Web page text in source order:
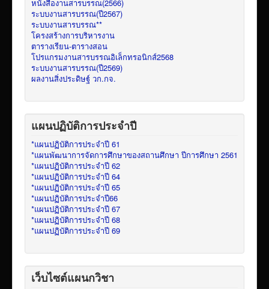
หนังสืองานสารบรรณ(2566)
ระบบงานสารบรรณ(ปี2567)
ระบบงานสารบรรณ**
โครงสร้างการบริหารงาน
ตารางเรียน-ตารางสอน
โปรแกรมงานสารบรรณอิเล็กทรอนิกส์2568
ระบบงานสารบรรณ(ปี2569)
ผลงานสิ่งประดิษฐ์ วก.กจ.
แผนปฏิบัติการประจำปี
*แผนปฏิบัติการประจำปี 61
*แผนพัฒนาการจัดการศึกษาของสถานศึกษา ปีการศึกษา 2561
*แผนปฏิบัติการประจำปี 62
*แผนปฏิบัติการประจำปี 64
*แผนปฏิบัติการประจำปี 65
*แผนปฏิบัติการประจำปี66
*แผนปฏิบัติการประจำปี 67
*แผนปฏิบัติการประจำปี 68
*แผนปฏิบัติการประจำปี 69
เว็บไซต์แผนกวิชา